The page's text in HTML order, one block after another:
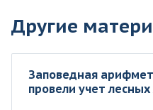
Другие
Заповедная
провели учет